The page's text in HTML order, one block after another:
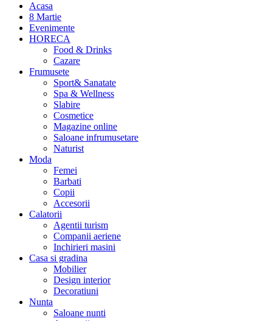
Acasa
8 Martie
Evenimente
HORECA
Food & Drinks
Cazare
Frumusete
Sport& Sanatate
Spa & Wellness
Slabire
Cosmetice
Magazine online
Saloane infrumusetare
Naturist
Moda
Femei
Barbati
Copii
Accesorii
Calatorii
Agentii turism
Companii aeriene
Inchirieri masini
Casa si gradina
Mobilier
Design interior
Decoratiuni
Nunta
Saloane nunti